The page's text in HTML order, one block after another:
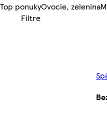
Top ponukyOvocie, zelenina